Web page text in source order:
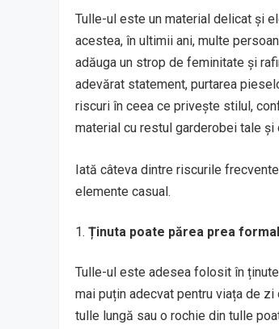
Tulle-ul este un material delicat și
acestea, în ultimii ani, multe
adăuga un strop de feminitate și
adevărat statement, purtarea
riscuri în ceea ce privește stilul,
material cu restul garderobei tale
Iată câteva dintre riscurile
elemente casual.
Ținuta poate părea prea
Tulle-ul este adesea folosit în
mai puțin adecvat pentru viața de
tulle lungă sau o rochie din tulle